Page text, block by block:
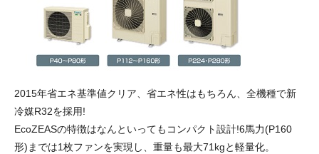
2015年省エネ基準値クリア、省エネ性はもちろん、全機種で新
冷媒R32を採用!
EcoZEASの特徴はなんといってもコンパクト設計!6馬力(P160
形)までは1枚ファンを実現し、重量も最大71kgと軽量化。